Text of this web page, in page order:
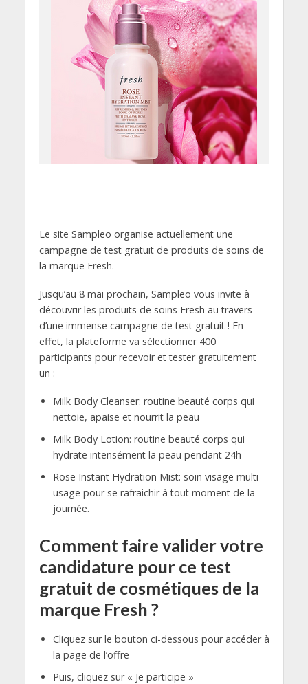
Le site Sampleo organise actuellement une
campagne de test gratuit de produits de soins de
la marque Fresh.
Jusqu’au 8 mai prochain, Sampleo vous invite à
découvrir les produits de soins Fresh au travers
d’une immense campagne de test gratuit ! En
effet, la plateforme va sélectionner 400
participants pour recevoir et tester gratuitement
un :
Milk Body Cleanser: routine beauté corps qui
nettoie, apaise et nourrit la peau
Milk Body Lotion: routine beauté corps qui
hydrate intensément la peau pendant 24h
Rose Instant Hydration Mist: soin visage multi-
usage pour se rafraichir à tout moment de la
journée.
Comment faire valider votre
candidature pour ce test
gratuit de cosmétiques de la
marque Fresh ?
Cliquez sur le bouton ci-dessous pour accéder à
la page de l’offre
Puis, cliquez sur « Je participe »